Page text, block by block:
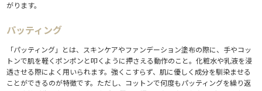
がります。
パッティング
「パッティング」とは、スキンケアやファンデーション塗布の際に、手やコッ
トンで肌を軽くポンポンと叩くように押さえる動作のこと。化粧水や乳液を浸
透させる際によく用いられます。強くこすらず、肌に優しく成分を馴染ませる
ことができるのが特徴です。ただし、コットンで何度もパッティングを繰り返